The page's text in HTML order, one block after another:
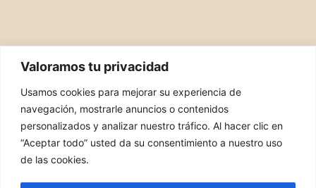
Valoramos tu privacidad
Usamos cookies para mejorar su experiencia de
navegación, mostrarle anuncios o contenidos
personalizados y analizar nuestro tráfico. Al hacer clic en
“Aceptar todo” usted da su consentimiento a nuestro uso
de las cookies.
PIDE TU CITA